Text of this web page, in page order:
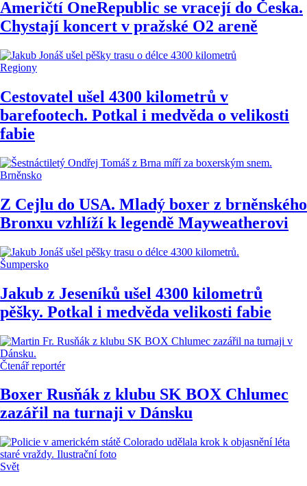
Američtí OneRepublic se vracejí do Česka.
Chystají koncert v pražské O2 areně
Regiony
Cestovatel ušel 4300 kilometrů v
barefootech. Potkal i medvěda o velikosti
fabie
Brněnsko
Z Cejlu do USA. Mladý boxer z brněnského
Bronxu vzhlíží k legendě Mayweatherovi
Šumpersko
Jakub z Jeseníků ušel 4300 kilometrů
pěšky. Potkal i medvěda velikosti fabie
Čtenář reportér
Boxer Rusňák z klubu SK BOX Chlumec
zazářil na turnaji v Dánsku
Svět